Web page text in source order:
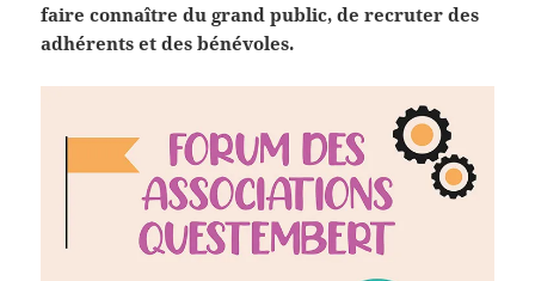
faire connaître du grand public, de recruter des
adhérents et des bénévoles.